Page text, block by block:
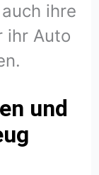
ihre
ihr Auto
und